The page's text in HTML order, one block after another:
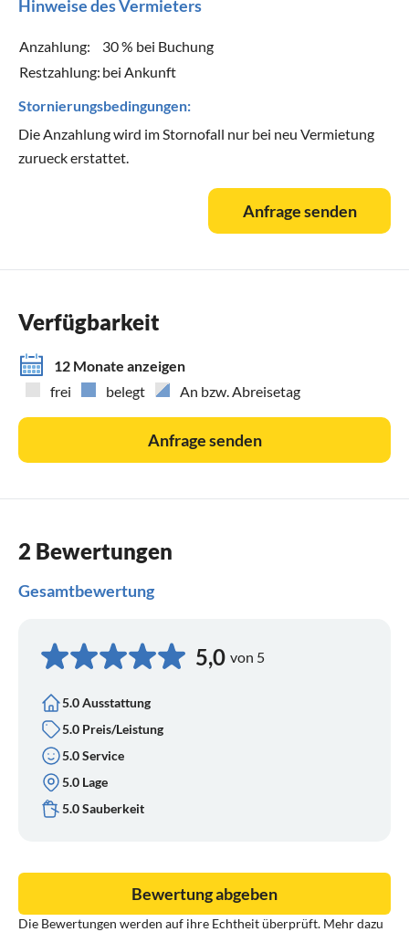
Hinweise des Vermieters
Anzahlung:
30 % bei Buchung
Restzahlung: bei Ankunft
Stornierungsbedingungen:
Die Anzahlung wird im Stornofall nur bei neu Vermietung
zurueck erstattet.
Anfrage senden
Verfügbarkeit
12 Monate anzeigen
frei
belegt An bzw. Abreisetag
Anfrage senden
2 Bewertungen
Gesamtbewertung
5,0 von 5
5.0 Ausstattung
5.0 Preis/Leistung
5.0 Service
5.0 Lage
5.0 Sauberkeit
Die Bewertungen werden auf ihre Echtheit überprüft. Mehr dazu
Bewertung abgeben